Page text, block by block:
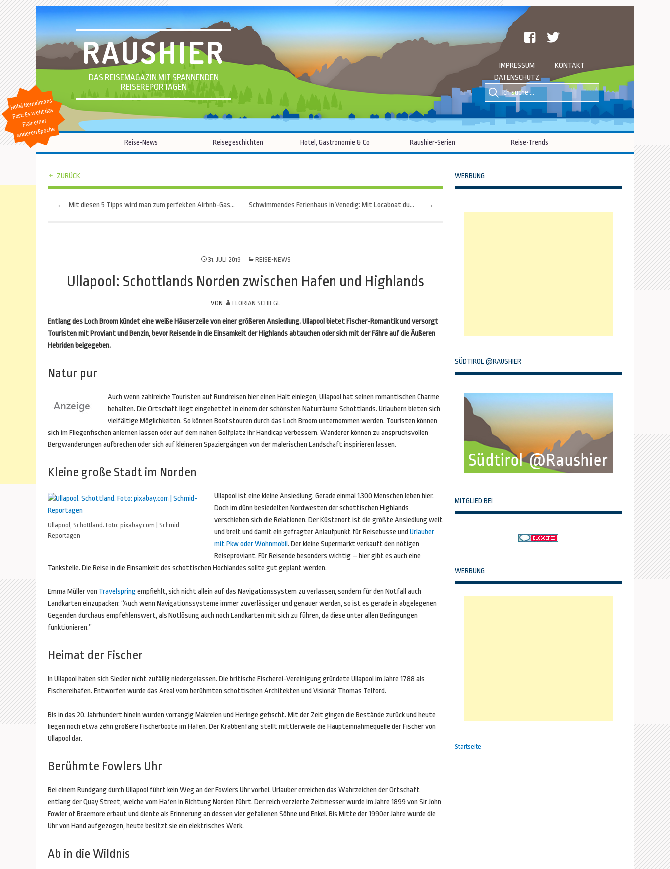
RAUSHIER
DAS REISEMAGAZIN MIT SPANNENDEN
REISEREPORTAGEN
facebook
IMPRESSUM
KONTAKT
DATENSCHUTZ
Suche
nach::
Suche
nach:
Hotel Bemelmans
Post: Es weht das
Flair einer
anderen Epoche
Reise-News Reisegeschichten Hotel, Gastronomie & Co Raushier-Serien Reise-Trends
ZURÜCK
Beitragsnavigation
← Mit diesen 5 Tipps wird man zum perfekten Airbnb-Gastgeber →
Schwimmendes Ferienhaus in Venedig: Mit Locaboat durch die Lagune
31. JULI 2019 REISE-NEWS
Ullapool: Schottlands Norden zwischen Hafen und Highlands
VON FLORIAN SCHIEGL
Entlang des Loch Broom kündet eine weiße Häuserzeile von einer größeren Ansiedlung. Ullapool bietet Fischer-Romantik und versorgt
Touristen mit Proviant und Benzin, bevor Reisende in die Einsamkeit der Highlands abtauchen oder sich mit der Fähre auf die Äußeren
Hebriden beigegeben.
Natur pur
Auch wenn zahlreiche Touristen auf Rundreisen hier einen Halt einlegen, Ullapool hat seinen romantischen Charme
behalten. Die Ortschaft liegt eingebettet in einem der schönsten Naturräume Schottlands. Urlaubern bieten sich
vielfältige Möglichkeiten. So können Bootstouren durch das Loch Broom unternommen werden. Touristen können
sich im Fliegenfischen anlernen lassen oder auf dem nahen Golfplatz ihr Handicap verbessern. Wanderer können zu anspruchsvollen
Bergwanderungen aufbrechen oder sich auf kleineren Spaziergängen von der malerischen Landschaft inspirieren lassen.
Kleine große Stadt im Norden
Ullapool, Schottland. Foto: pixabay.com | Schmid-
Reportagen
Ullapool ist eine kleine Ansiedlung. Gerade einmal 1.300 Menschen leben hier.
Doch im dünn besiedelten Nordwesten der schottischen Highlands
verschieben sich die Relationen. Der Küstenort ist die größte Ansiedlung weit
und breit und damit ein gefragter Anlaufpunkt für Reisebusse und Urlauber
mit Pkw oder Wohnmobil. Der kleine Supermarkt verkauft den nötigen
Reiseproviant. Für Reisende besonders wichtig – hier gibt es auch eine
Tankstelle. Die Reise in die Einsamkeit des schottischen Hochlandes sollte gut geplant werden.
Emma Müller von Travelspringempfiehlt, sich nicht allein auf das Navigationssystem zu verlassen, sondern für den Notfall auch
Landkarten einzupacken: “Auch wenn Navigationssysteme immer zuverlässiger und genauer werden, so ist es gerade in abgelegenen
Gegenden durchaus empfehlenswert, als Notlösung auch noch Landkarten mit sich zu führen, da diese unter allen Bedingungen
funktionieren.”
Heimat der Fischer
In Ullapool haben sich Siedler nicht zufällig niedergelassen. Die britische Fischerei-Vereinigung gründete Ullapool im Jahre 1788 als
Fischereihafen. Entworfen wurde das Areal vom berühmten schottischen Architekten und Visionär Thomas Telford.
Bis in das 20. Jahrhundert hinein wurden vorrangig Makrelen und Heringe gefischt. Mit der Zeit gingen die Bestände zurück und heute
liegen noch etwa zehn größere Fischerboote im Hafen. Der Krabbenfang stellt mittlerweile die Haupteinnahmequelle der Fischer von
Ullapool dar.
Berühmte Fowlers Uhr
Bei einem Rundgang durch Ullapool führt kein Weg an der Fowlers Uhr vorbei. Urlauber erreichen das Wahrzeichen der Ortschaft
entlang der Quay Street, welche vom Hafen in Richtung Norden führt. Der reich verzierte Zeitmesser wurde im Jahre 1899 von Sir John
Fowler of Braemore erbaut und diente als Erinnerung an dessen vier gefallenen Söhne und Enkel. Bis Mitte der 1990er Jahre wurde die
Uhr von Hand aufgezogen, heute besitzt sie ein elektrisches Werk.
Ab in die Wildnis
WERBUNG
SÜDTIROL @RAUSHIER
MITGLIED BEI
WERBUNG
Startseite